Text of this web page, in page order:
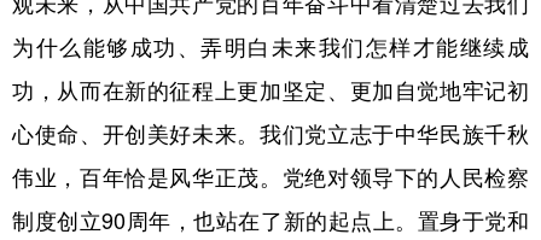
为什么能够成功、弄明白未来我们怎样才能继续成
功，从而在新的征程上更加坚定、更加自觉地牢记初
心使命、开创美好未来。我们党立志于中华民族千秋
伟业，百年恰是风华正茂。党绝对领导下的人民检察
制度创立90周年，也站在了新的起点上。置身于党和